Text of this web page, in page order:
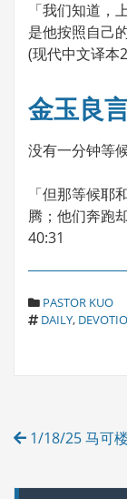
「我们知道
是他按照自己
(现代中文译本
金玉良
没有一分钟等
「但那等候耶
腾；他们奔跑
40:31
C
A
E
PASTOR KUO
T
DAILY,
Post
1/18/25 马可